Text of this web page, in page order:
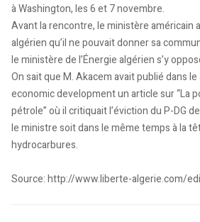
à Washington, les 6 et 7 novembre.
Avant la rencontre, le ministère américain
algérien qu’il ne pouvait donner sa
le ministère de l’Énergie algérien s’y
On sait que M. Akacem avait publié dans
economic development un article sur “La
pétrole” où il critiquait l’éviction du P-DG
le ministre soit dans le même temps à la
hydrocarbures.
Source: http://www.liberte-algerie.com/